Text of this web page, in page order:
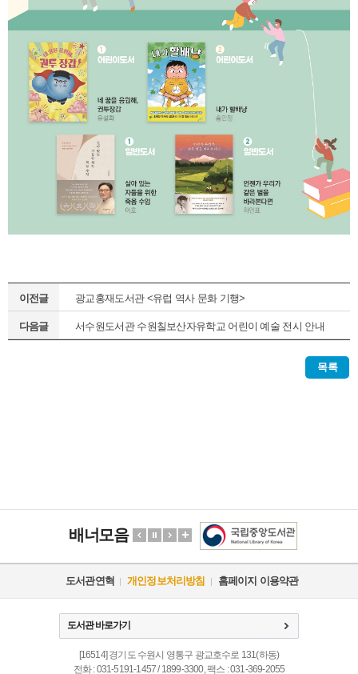
이전글 광교홍재도서관 <유럽 역사 문화 기행>
다음글 서수원도서관 수원칠보산자유학교 어린이 예술 전시 안내
목록
배너모음
도서관연혁 개인정보처리방침 홈페이지 이용약관
[16514] 경기도 수원시 영통구 광교호수로 131(하동)
전화 : 031-5191-1457 / 1899-3300, 팩스 : 031-369-2055
도서관 바로가기